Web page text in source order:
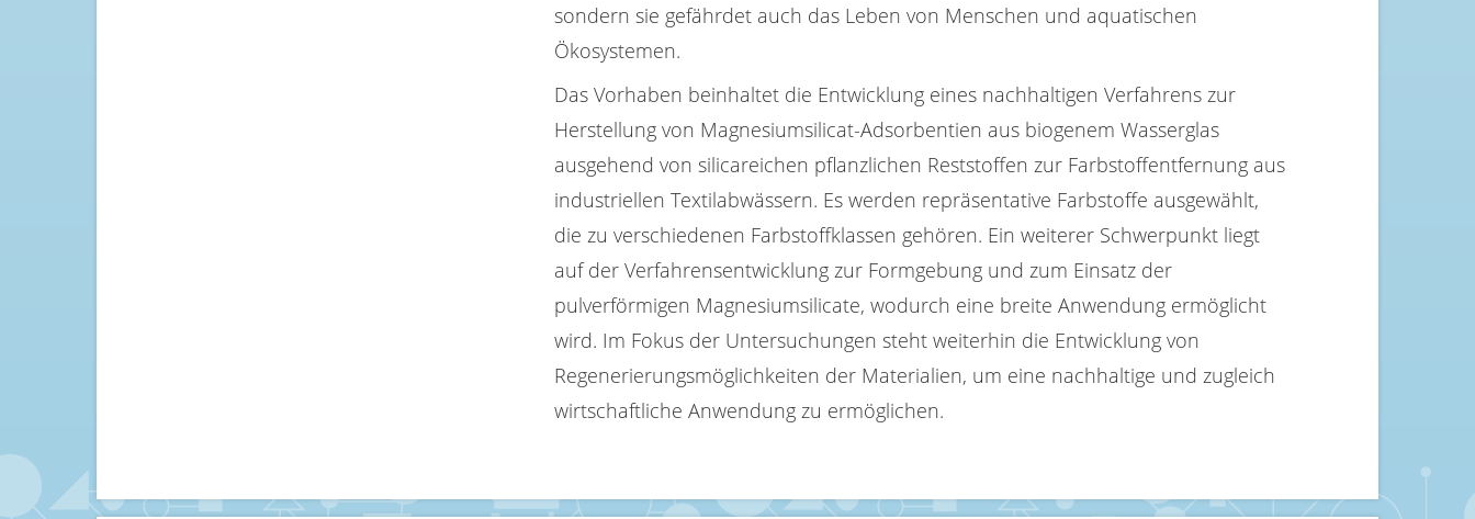
sondern sie gefährdet auch das Leben von Menschen und aquatischen
Ökosystemen.
Das Vorhaben beinhaltet die Entwicklung eines nachhaltigen Verfahrens zur
Herstellung von Magnesiumsilicat-Adsorbentien aus biogenem Wasserglas
ausgehend von silicareichen pflanzlichen Reststoffen zur Farbstoffentfernung aus
industriellen Textilabwässern. Es werden repräsentative Farbstoffe ausgewählt,
die zu verschiedenen Farbstoffklassen gehören. Ein weiterer Schwerpunkt liegt
auf der Verfahrensentwicklung zur Formgebung und zum Einsatz der
pulverförmigen Magnesiumsilicate, wodurch eine breite Anwendung ermöglicht
wird. Im Fokus der Untersuchungen steht weiterhin die Entwicklung von
Regenerierungsmöglichkeiten der Materialien, um eine nachhaltige und zugleich
wirtschaftliche Anwendung zu ermöglichen.